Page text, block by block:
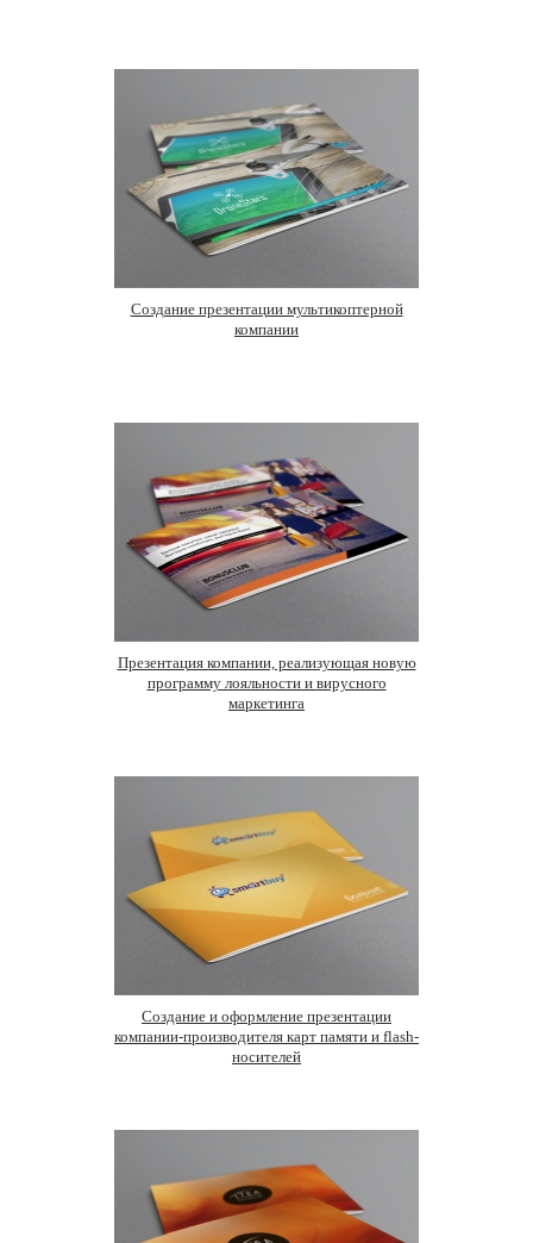
Создание презентации мультикоптерной
компании
Презентация компании, реализующая новую
программу лояльности и вирусного
маркетинга
Создание и оформление презентации
компании-производителя карт памяти и flash-
носителей